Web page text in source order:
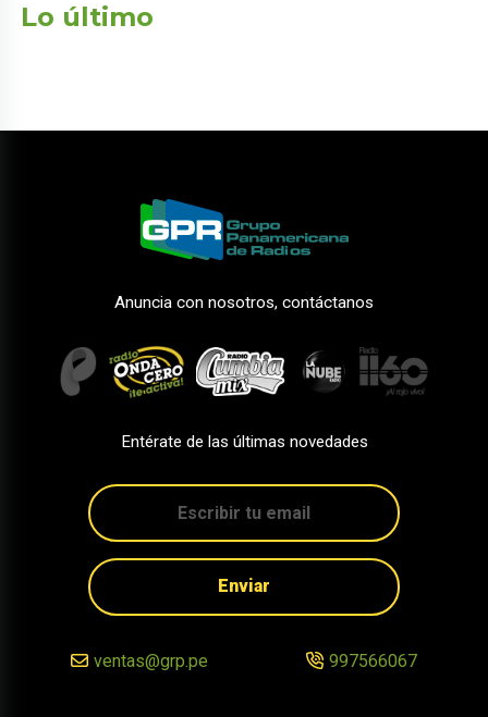
Lo último
Anuncia con nosotros, contáctanos
Entérate de las últimas novedades
Enviar
ventas@grp.pe 997566067